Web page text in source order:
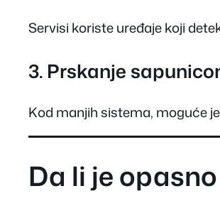
Servisi koriste uređaje koji
3. Prskanje
Kod manjih sistema, moguće
Da li je